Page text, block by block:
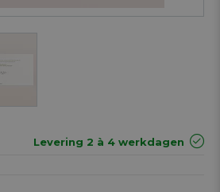
Levering 2 à 4 werkdagen